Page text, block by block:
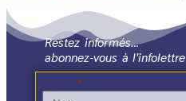
Restez informés…
abonnez-vous à l'infolettre